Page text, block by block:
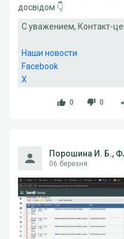
досвідом 👇
С уважением, Контакт-
Наши новости
Facebook
X
0 0
Порошина И. Б.,
06 березня